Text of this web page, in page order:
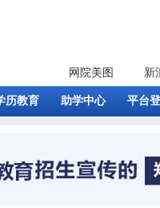
网院美图 新
历教育 助学中心 平台